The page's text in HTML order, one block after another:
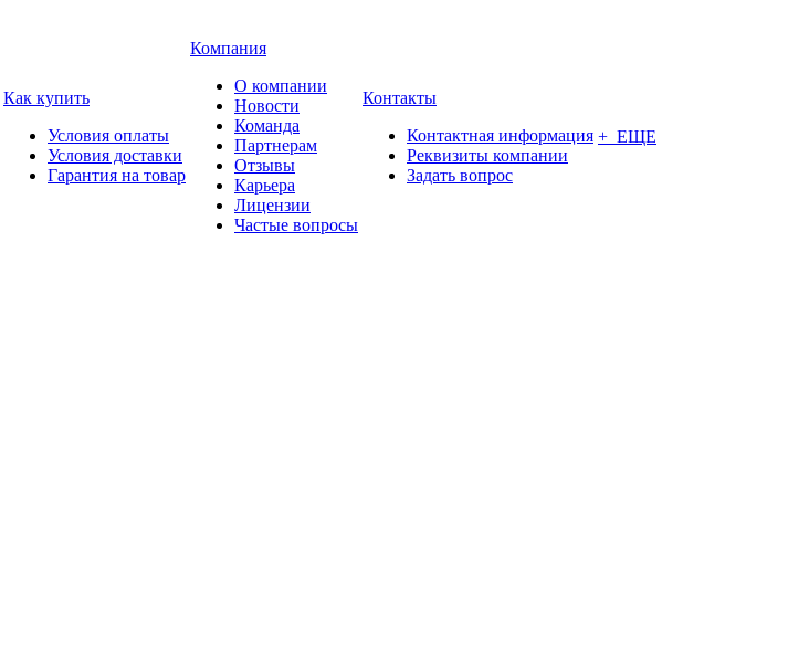
Как купить
Условия оплаты
Условия доставки
Гарантия на товар
Компания
О компании
Новости
Команда
Партнерам
Отзывы
Карьера
Лицензии
Частые вопросы
Контакты
Контактная информация
Реквизиты компании
Задать вопрос
+ ЕЩЕ